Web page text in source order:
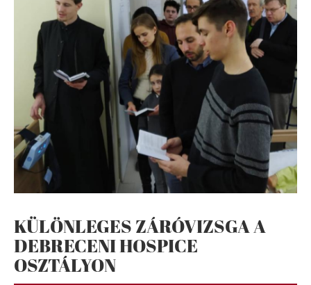
KÜLÖNLEGES ZÁRÓVIZSGA A
DEBRECENI HOSPICE
OSZTÁLYON